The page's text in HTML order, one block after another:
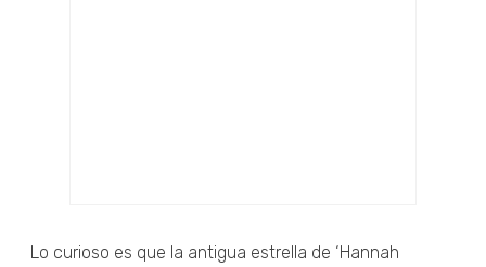
Lo curioso es que la antigua estrella de ‘Hannah